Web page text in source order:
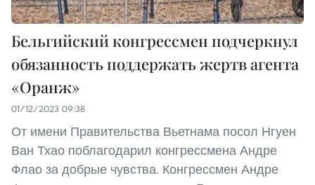
Бельгийский конгрессмен подчеркнул
обязанность поддержать жертв агента
«Оранж»
01/12/2023 09:38
От имени Правительства Вьетнама посол Нгуен
Ван Тхао поблагодарил конгрессмена Андре
Флао за добрые чувства. Конгрессмен Андре